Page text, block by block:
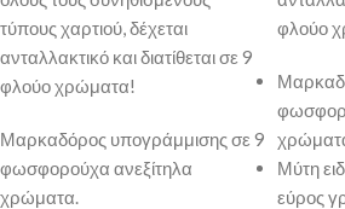
τύπους χαρτιού, δέχεται
ανταλλακτικό και διατίθεται σε 9
φλούο χρώματα!
Μαρκαδόρος υπογράμμισης σε 9
φωσφορούχα ανεξίτηλα
χρώματα.
φλούο
Μύτη
εύρος